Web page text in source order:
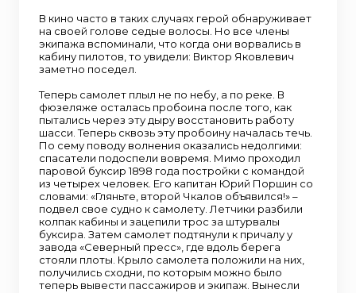
В кино часто в таких случаях герой обнаруживает
на своей голове седые волосы. Но все члены
экипажа вспоминали, что когда они ворвались в
кабину пилотов, то увидели: Виктор Яковлевич
заметно поседел.
Теперь самолет плыл не по небу, а по реке. В
фюзеляже осталась пробоина после того, как
пытались через эту дыру восстановить работу
шасси. Теперь сквозь эту пробоину началась течь.
По сему поводу волнения оказались недолгими:
спасатели подоспели вовремя. Мимо проходил
паровой буксир 1898 года постройки с командой
из четырех человек. Его капитан Юрий Поршин со
словами: «Гляньте, второй Чкалов объявился!» –
подвел свое судно к самолету. Летчики разбили
колпак кабины и зацепили трос за штурвалы
буксира. Затем самолет подтянули к причалу у
завода «Северный пресс», где вдоль берега
стояли плоты. Крыло самолета положили на них,
получились сходни, по которым можно было
теперь вывести пассажиров и экипаж. Вынесли